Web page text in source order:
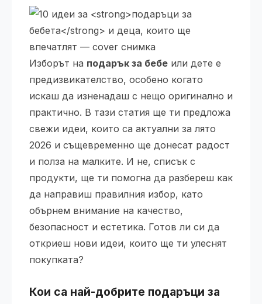
Изборът на подарък за бебе или дете е
предизвикателство, особено когато
искаш да изненадаш с нещо оригинално и
практично. В тази статия ще ти предложа
свежи идеи, които са актуални за лято
2026 и същевременно ще донесат радост
и полза на малките. И не, списък с
продукти, ще ти помогна да разбереш как
да направиш правилния избор, като
обърнем внимание на качество,
безопасност и естетика. Готов ли си да
откриеш нови идеи, които ще ти улеснят
покупката?
Кои са най-добрите подаръци за